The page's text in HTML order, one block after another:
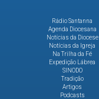
Rádio Santanna
Agenda Diocesana
Notícias da Diocese
Notícias da Igreja
Na Trilha da Fé
Expedição Lábrea
SINODO
Tradição
Artigos
Podcasts